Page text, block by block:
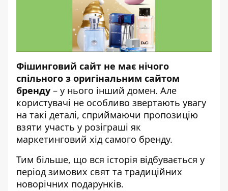
Фішинговий сайт не має нічого
спільного з оригінальним сайтом
бренду – у нього інший домен. Але
користувачі не особливо звертають увагу
на такі деталі, сприймаючи пропозицію
взяти участь у розіграші як
маркетинговий хід самого бренду.
Тим більше, що вся історія відбувається у
період зимових свят та традиційних
новорічних подарунків.